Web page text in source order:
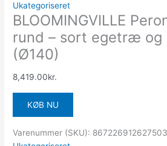
Ukategoriseret
BLOOMINGVILLE
rund – sort egetræ
(Ø140)
8,419.00kr.
KØB NU
Varenummer (SKU):